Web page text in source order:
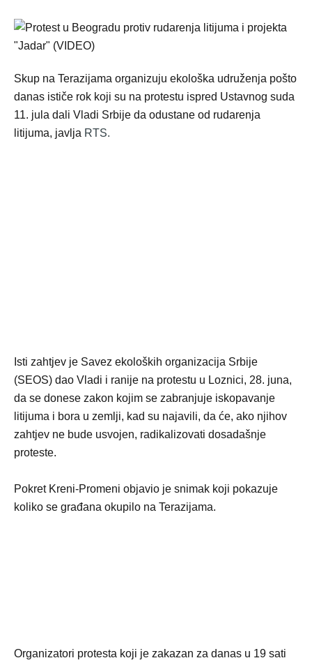
Skup na Terazijama organizuju ekološka udruženja pošto
danas ističe rok koji su na protestu ispred Ustavnog suda
11. jula dali Vladi Srbije da odustane od rudarenja
litijuma, javlja RTS.
Isti zahtjev je Savez ekoloških organizacija Srbije
(SEOS) dao Vladi i ranije na protestu u Loznici, 28. juna,
da se donese zakon kojim se zabranjuje iskopavanje
litijuma i bora u zemlji, kad su najavili, da će, ako njihov
zahtjev ne bude usvojen, radikalizovati dosadašnje
proteste.
Pokret Kreni-Promeni objavio je snimak koji pokazuje
koliko se građana okupilo na Terazijama.
Organizatori protesta koji je zakazan za danas u 19 sati